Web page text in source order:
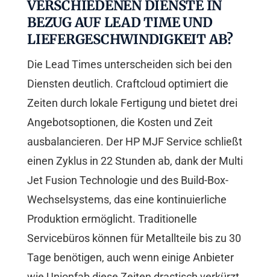
VERSCHIEDENEN DIENSTE IN
BEZUG AUF LEAD TIME UND
LIEFERGESCHWINDIGKEIT AB?
Die Lead Times unterscheiden sich bei den
Diensten deutlich. Craftcloud optimiert die
Zeiten durch lokale Fertigung und bietet drei
Angebotsoptionen, die Kosten und Zeit
ausbalancieren. Der HP MJF Service schließt
einen Zyklus in 22 Stunden ab, dank der Multi
Jet Fusion Technologie und des Build-Box-
Wechselsystems, das eine kontinuierliche
Produktion ermöglicht. Traditionelle
Servicebüros können für Metallteile bis zu 30
Tage benötigen, auch wenn einige Anbieter